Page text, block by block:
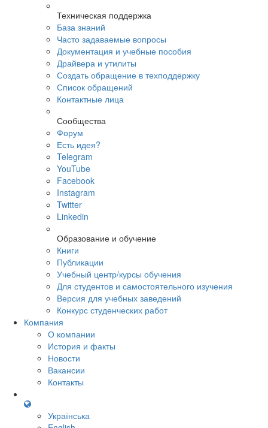
Техническая поддержка
База знаний
Часто задаваемые вопросы
Документация и учебные пособия
Драйвера и утилиты
Создать обращение в техподдержку
Список обращений
Контактные лица
Сообщества
Форум
Есть идея?
Telegram
YouTube
Facebook
Instagram
Twitter
Linkedin
Образование и обучение
Книги
Публикации
Учебный центр/курсы обучения
Для студентов и самостоятельного изучения
Версия для учебных заведений
Конкурс студенческих работ
Компания
О компании
История и факты
Новости
Вакансии
Контакты
Українська